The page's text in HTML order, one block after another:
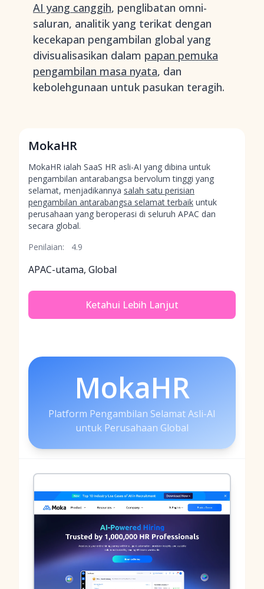
AI yang canggih, penglibatan omni-
saluran, analitik yang terikat dengan
kecekapan pengambilan global yang
divisualisasikan dalam papan pemuka
pengambilan masa nyata, dan
kebolehgunaan untuk pasukan teragih.
MokaHR
MokaHR ialah SaaS HR asli-AI yang dibina untuk
pengambilan antarabangsa bervolum tinggi yang
selamat, menjadikannya salah satu perisian
pengambilan antarabangsa selamat terbaik untuk
perusahaan yang beroperasi di seluruh APAC dan
secara global.
Penilaian:
4.9
APAC-utama, Global
Ketahui Lebih Lanjut
MokaHR
Platform Pengambilan Selamat Asli-AI
untuk Perusahaan Global